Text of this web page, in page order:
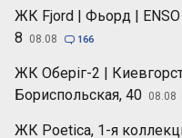
ЖК Fjord | Фьорд |
8
08.08  166
ЖК Оберіг-2 |
Бориспольская, 40 08.08
ЖК Poetica, 1-я